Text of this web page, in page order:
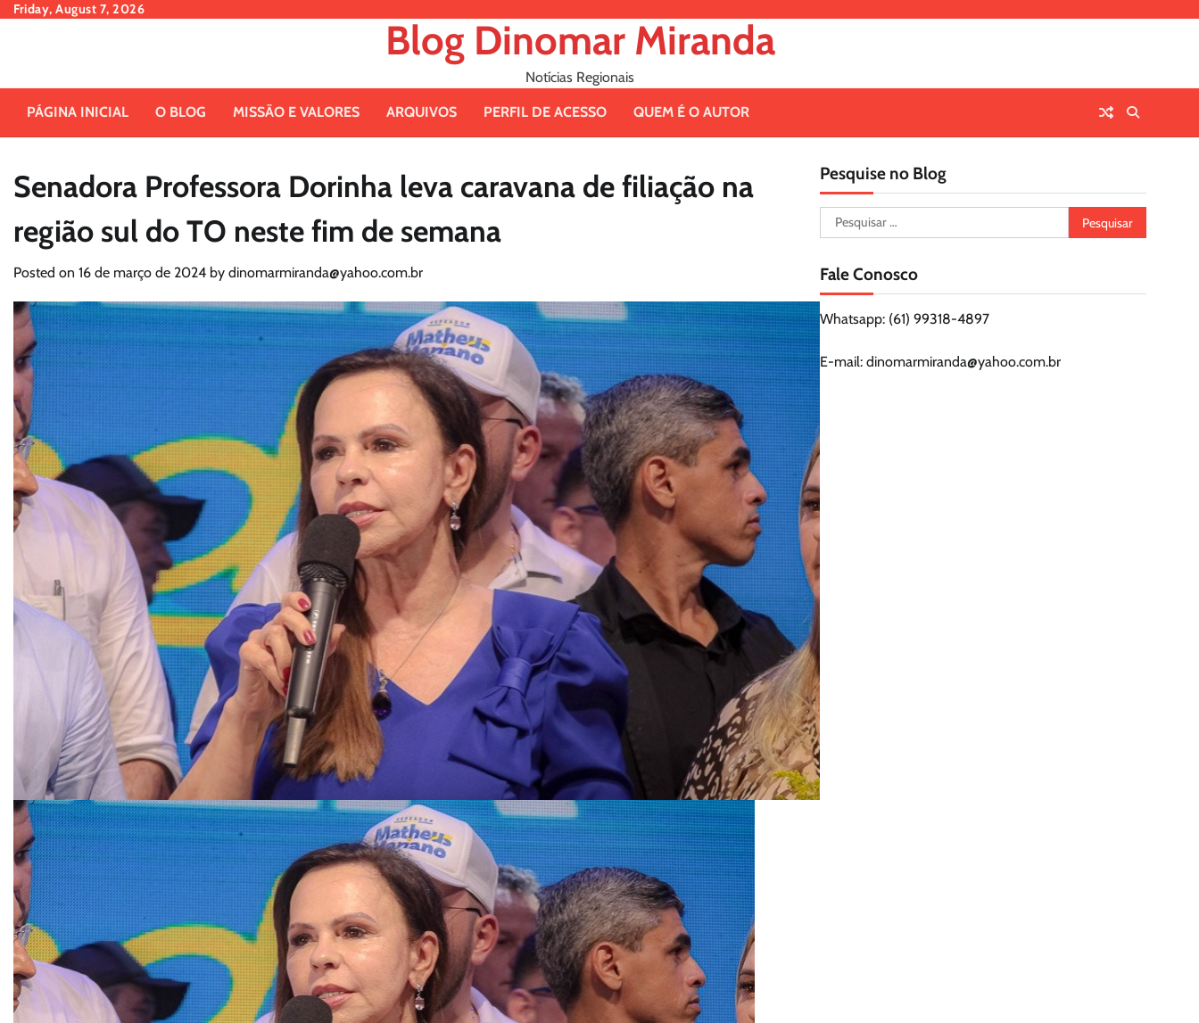
SkipFriday, August 7, 2026
Blog Dinomar Miranda
Notícias Regionais
PÁGINA INICIAL O BLOG MISSÃO E VALORES ARQUIVOS PERFIL DE ACESSO QUEM É O AUTOR
Senadora Professora Dorinha leva caravana de filiação na
região sul do TO neste fim de semana
Posted on 16 de março de 2024 by dinomarmiranda@yahoo.com.br
Pesquise no Blog
Pesquisar
por:
Fale Conosco
Whatsapp: (61) 99318-4897
E-mail: dinomarmiranda@yahoo.com.br